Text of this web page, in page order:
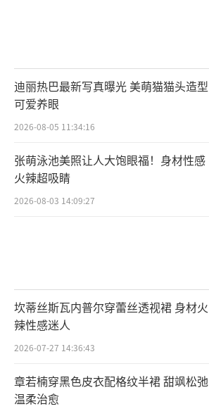
迪丽热巴最新写真曝光 美萌猫猫头造型
可爱养眼
2026-08-05 11:34:16
张萌泳池美照让人大饱眼福！身材性感
火辣超吸睛
2026-08-03 14:09:27
坎蒂丝斯瓦内普尔穿蕾丝透视裙 身材火
辣性感迷人
2026-07-27 14:36:43
章若楠穿黑色皮衣配格纹半裙 甜飒松弛
温柔治愈